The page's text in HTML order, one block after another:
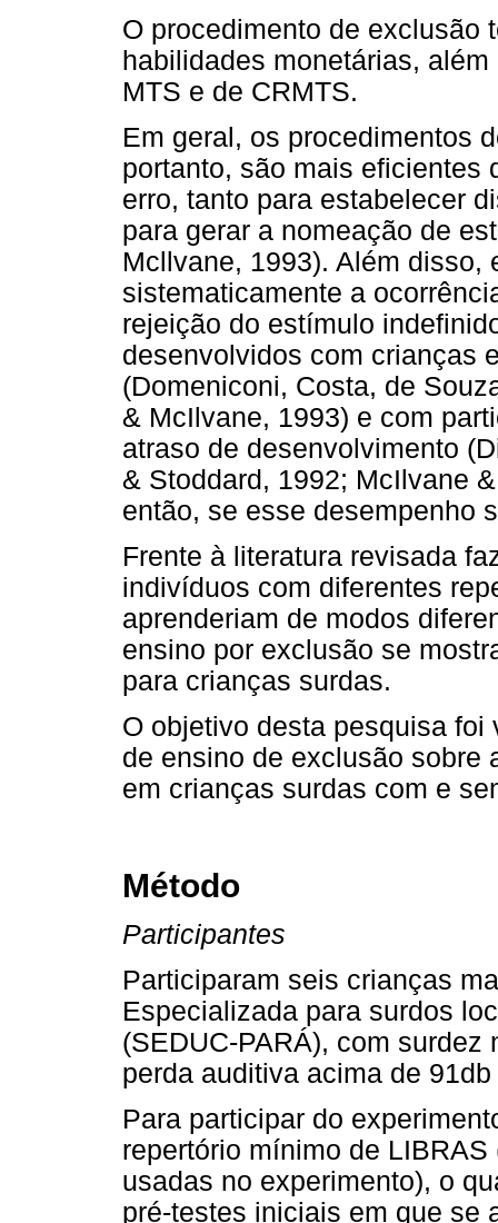
O procedimento de exclusão
habilidades monetárias,
MTS e de CRMTS.
Em geral, os procedimentos
portanto, são mais eficientes
erro, tanto para estabelecer
para gerar a nomeação de
Mcllvane, 1993). Além disso,
sistematicamente a
rejeição do estímulo
desenvolvidos com crianças
(Domeniconi, Costa, de
& McIlvane, 1993) e com
atraso de desenvolvimento
& Stoddard, 1992; McIlvane
então, se esse desempenho
Frente à literatura revisada
indivíduos com diferentes
aprenderiam de modos
ensino por exclusão se
para crianças surdas.
O objetivo desta pesquisa
de ensino de exclusão sobre
em crianças surdas com e
Método
Participantes
Participaram seis crianças
Especializada para surdos
(SEDUC-PARÁ), com
perda auditiva acima de
Para participar do
repertório mínimo de
usadas no experimento), o
pré-testes iniciais em que se